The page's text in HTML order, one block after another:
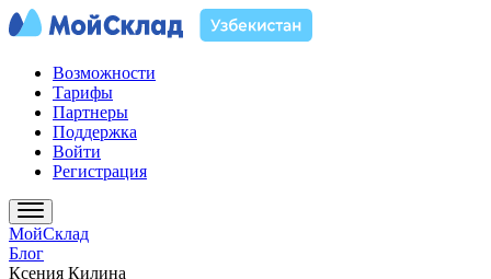
Возможности
Тарифы
Партнеры
Поддержка
Войти
Регистрация
МойСклад
Блог
Ксения Килина